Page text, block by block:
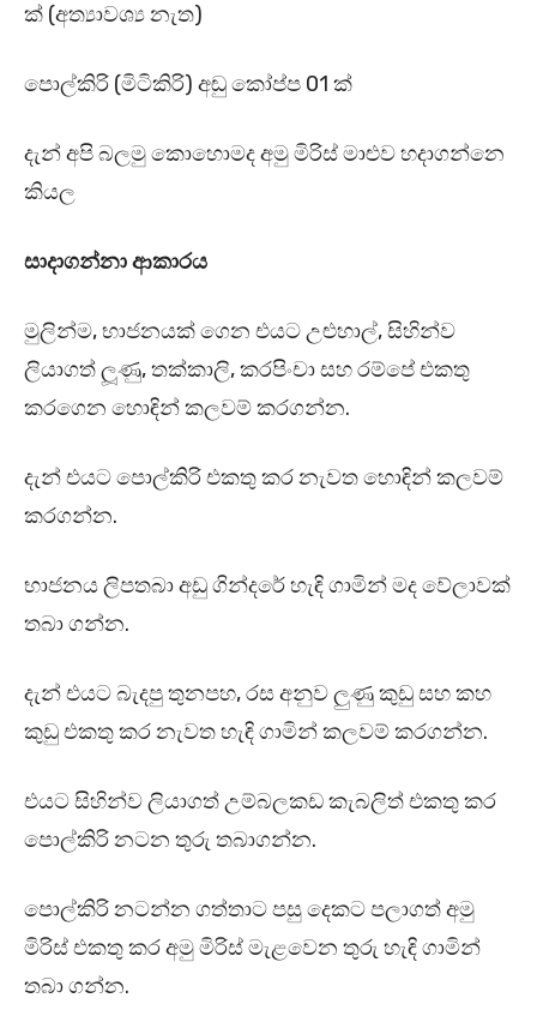
ක් (අත්‍යාවශ්‍ය නැත)
පොල්කිරි (මිටිකිරි) අඬු කෝප්ප 01 ක්
දැන් අපි බලමු කොහොමද අමු මිරිස් මාළුව හදාගන්නෙ
කියල
සාදාගන්නා ආකාරය
මුලින්ම, භාජනයක් ගෙන එයට උළුහාල්, සිහින්ව
ලියාගත් ලූණු, තක්කාලි, කරපිංචා සහ රම්පේ එකතු
කරගෙන හොඳින් කලවම් කරගන්න.
දැන් එයට පොල්කිරි එකතු කර නැවත හොඳින් කලවම්
කරගන්න.
භාජනය ලිපතබා අඩු ගින්දරේ හැඳි ගාමින් මද වේලාවක්
තබා ගන්න.
දැන් එයට බැදපු තුනපහ, රස අනුව ලුණු කුඩු සහ කහ
කුඩු එකතු කර නැවත හැඳි ගාමින් කලවම් කරගන්න.
එයට සිහින්ව ලියාගත් උම්බලකඩ කැබලිත් එකතු කර
පොල්කිරි නටන තුරු තබාගන්න.
පොල්කිරි නටන්න ගත්තාට පසු දෙකට පලාගත් අමු
මිරිස් එකතු කර අමු මිරිස් මැළවෙන තුරු හැඳි ගාමින්
තබා ගන්න.